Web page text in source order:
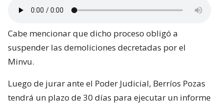
Cabe mencionar que dicho proceso obligó a
suspender las demoliciones decretadas por el
Minvu.
Luego de jurar ante el Poder Judicial, Berríos Pozas
tendrá un plazo de 30 días para ejecutar un informe